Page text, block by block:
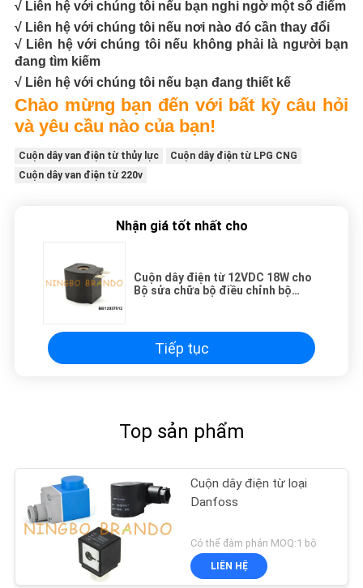
√ Liên hệ với chúng tôi nếu bạn nghi ngờ một số điểm
√ Liên hệ với chúng tôi nếu nơi nào đó cần thay đổi
√ Liên hệ với chúng tôi nếu không phải là người bạn
đang tìm kiếm
√ Liên hệ với chúng tôi nếu bạn đang thiết kế
Chào mừng bạn đến với bất kỳ câu hỏi
và yêu cầu nào của bạn!
Cuộn dây van điện từ thủy lực
Cuộn dây điện từ LPG CNG
Cuộn dây van điện từ 220v
Nhận giá tốt nhất cho
Cuộn dây điện từ 12VDC 18W cho
Bộ sửa chữa bộ điều chỉnh bộ
Tiếp tục
Top sản phẩm
Cuộn dây điện từ loại
Danfoss
Có thể đàm phán MOQ:1 bộ
LIÊN HỆ